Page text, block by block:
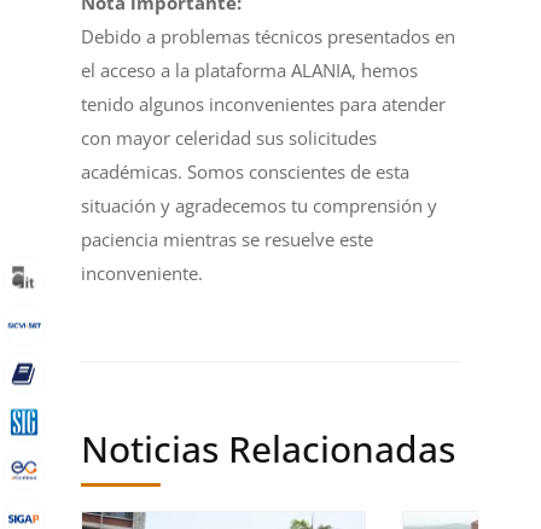
Debido a problemas técnicos presentados en
el acceso a la plataforma ALANIA, hemos
tenido algunos inconvenientes para atender
con mayor celeridad sus solicitudes
académicas. Somos conscientes de esta
situación y agradecemos tu comprensión y
paciencia mientras se resuelve este
inconveniente.
Noticias Relacionadas